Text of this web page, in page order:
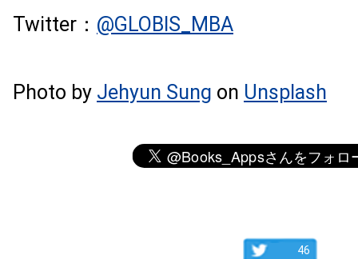
Twitter： @GLOBIS_MBA
Photo by Jehyun Sung on Unsplash
46